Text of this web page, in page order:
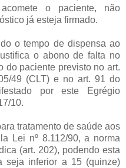
o paciente, não
já esteja firmado.
o tempo de dispensa ao
o abono de falta no
do paciente previsto no art.
49 (CLT) e no art. 91 do
por este Egrégio
10.
tratamento de saúde aos
Lei nº 8.112/90, a norma
(art. 202), podendo esta
seja inferior a 15 (quinze)